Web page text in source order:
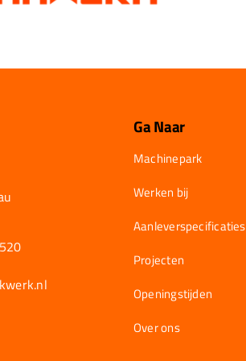
Ga Naar
Machinepark
Werken bij
Aanleverspecificaties
Projecten
Openingstijden
Over ons